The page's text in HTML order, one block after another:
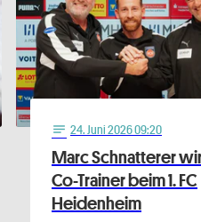
notes 24. Juni 2026 09:20
Marc Schnatterer
Co-Trainer beim 1. FC
Heidenheim